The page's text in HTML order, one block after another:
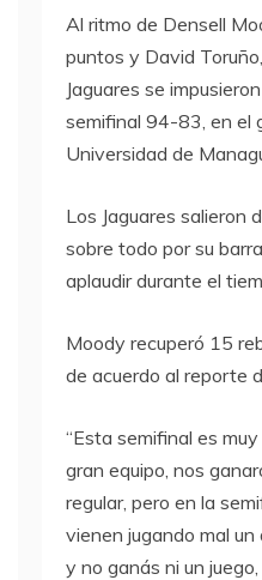
Al ritmo de Densell
puntos y David
Jaguares se
semifinal 94-83, en el
Universidad de
Los Jaguares salieron
sobre todo por su
aplaudir durante el
Moody recuperó 15
de acuerdo al reporte
“Esta semifinal es
gran equipo, nos
regular, pero en la
vienen jugando mal
y no ganás ni un